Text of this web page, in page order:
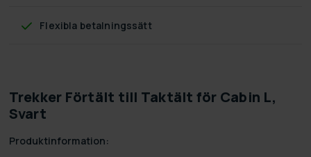
Flexibla betalningssätt
Trekker Förtält till Taktält för Cabin L,
Svart
Produktinformation: